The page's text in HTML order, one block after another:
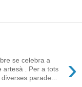
›
se celebra a
artesà . Per a tots
parade...